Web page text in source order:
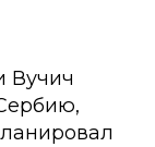
Вучич